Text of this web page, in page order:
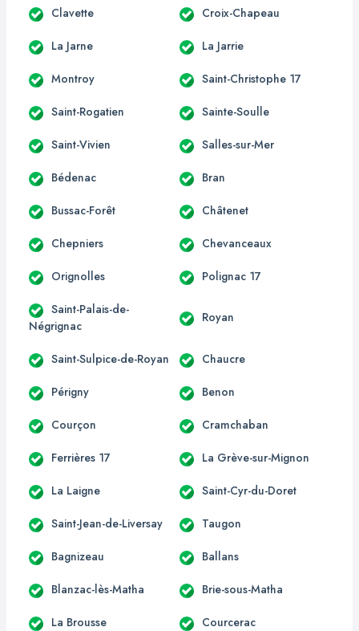
Clavette Croix-Chapeau
La Jarne La Jarrie
Montroy Saint-Christophe 17
Saint-Rogatien Sainte-Soulle
Saint-Vivien Salles-sur-Mer
Bédenac Bran
Bussac-Forêt Châtenet
Chepniers Chevanceaux
Orignolles Polignac 17
Saint-Palais-de-
Négrignac
Royan
Saint-Sulpice-de-Royan Chaucre
Périgny Benon
Courçon Cramchaban
Ferrières 17 La Grève-sur-Mignon
La Laigne Saint-Cyr-du-Doret
Saint-Jean-de-Liversay Taugon
Bagnizeau Ballans
Blanzac-lès-Matha Brie-sous-Matha
La Brousse Courcerac